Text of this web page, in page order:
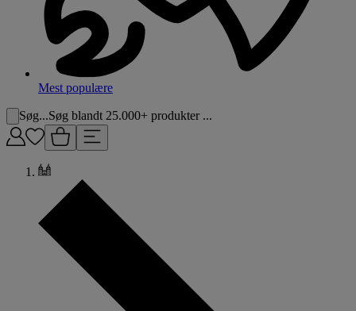
Mest populære
Søg...Søg blandt 25.000+ produkter ...